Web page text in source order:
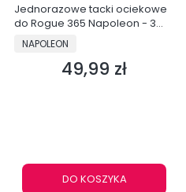
Jednorazowe tacki ociekowe
do Rogue 365 Napoleon - 3
sztuki - 62024
PRODUCENT
NAPOLEON
Cena
49,99 zł
DO KOSZYKA